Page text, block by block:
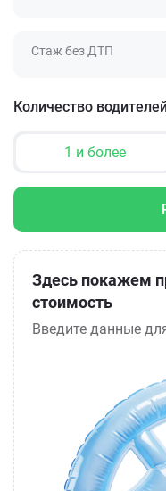
Стаж без ДТП
Количество
1 и более
Здесь покажем
стоимость
Введите данные